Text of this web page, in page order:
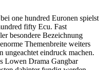
one hundred Euronen spielst
fifty Ecu. Fast
besondere Bezeichnung
Themenbreite weiters
ungeachtet eindruck machen.
Lowen Drama Gangbar